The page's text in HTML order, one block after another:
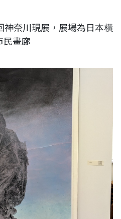
神奈川現展，展場為日本橫
民畫廊
話》台灣日本藝術家交流展